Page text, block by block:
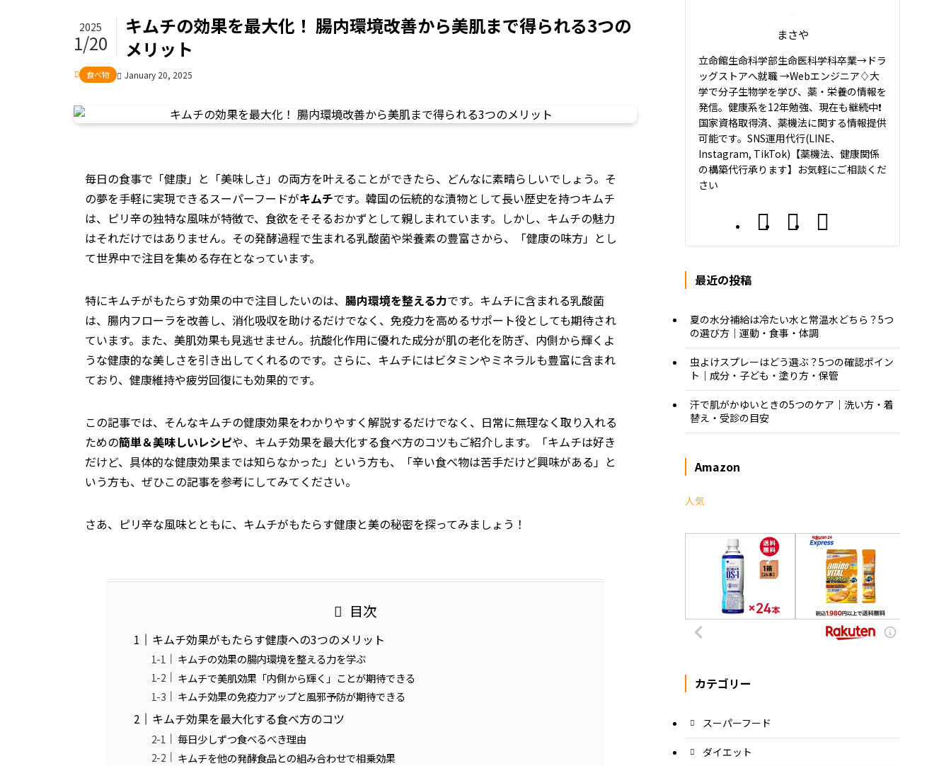
キムチの効果を最大化！ 腸内環境改善から美肌まで得られる3つの
メリット
2025
1/20
食べ物 January 20, 2025
毎日の食事で「健康」と「美味しさ」の両方を叶えることができたら、どんなに素晴らしいでしょう。そ
の夢を手軽に実現できるスーパーフードがキムチです。韓国の伝統的な漬物として長い歴史を持つキムチ
は、ピリ辛の独特な風味が特徴で、食欲をそそるおかずとして親しまれています。しかし、キムチの魅力
はそれだけではありません。その発酵過程で生まれる乳酸菌や栄養素の豊富さから、「健康の味方」とし
て世界中で注目を集める存在となっています。
特にキムチがもたらす効果の中で注目したいのは、 腸内環境を整える力です。キムチに含まれる乳酸菌
は、腸内フローラを改善し、消化吸収を助けるだけでなく、免疫力を高めるサポート役としても期待され
ています。また、美肌効果も見逃せません。抗酸化作用に優れた成分が肌の老化を防ぎ、内側から輝くよ
うな健康的な美しさを引き出してくれるのです。さらに、キムチにはビタミンやミネラルも豊富に含まれ
ており、健康維持や疲労回復にも効果的です。
この記事では、そんなキムチの健康効果をわかりやすく解説するだけでなく、日常に無理なく取り入れる
ための簡単＆美味しいレシピや、キムチ効果を最大化する食べ方のコツもご紹介します。「キムチは好き
だけど、具体的な健康効果までは知らなかった」という方も、「辛い食べ物は苦手だけど興味がある」と
いう方も、ぜひこの記事を参考にしてみてください。
さあ、ピリ辛な風味とともに、キムチがもたらす健康と美の秘密を探ってみましょう！
目次
キムチ効果がもたらす健康への3つのメリット
キムチの効果の腸内環境を整える力を学ぶ
キムチで美肌効果「内側から輝く」ことが期待できる
キムチ効果の免疫力アップと風邪予防が期待できる
キムチ効果を最大化する食べ方のコツ
毎日少しずつ食べるべき理由
キムチを他の発酵食品との組み合わせで相乗効果
まさや
立命館生命科学部生命医科学科卒業→ドラ
ッグストアへ就職 →Webエンジニア♢大
学で分子生物学を学び、薬・栄養の情報を
発信。健康系を12年勉強、現在も継続中❗️
国家資格取得済、薬機法に関する情報提供
可能です。SNS運用代行(LINE、
Instagram, TikTok)【薬機法、健康関係
の構築代行承ります】お気軽にご相談くだ
さい
最近の投稿
夏の水分補給は冷たい水と常温水どちら？5つ
の選び方｜運動・食事・体調
虫よけスプレーはどう選ぶ？5つの確認ポイン
ト｜成分・子ども・塗り方・保管
汗で肌がかゆいときの5つのケア｜洗い方・着
替え・受診の目安
Amazon
人気
カテゴリー
スーパーフード
ダイエット